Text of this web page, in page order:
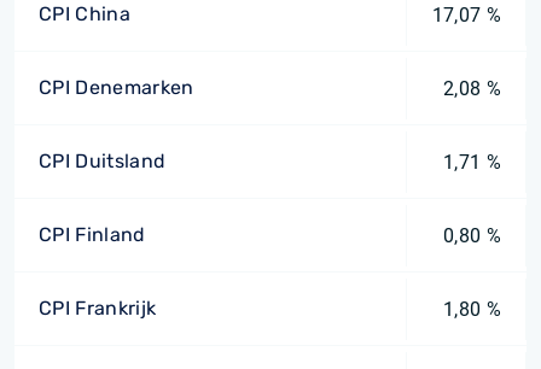
CPI China 17,07 %
CPI Denemarken 2,08 %
CPI Duitsland 1,71 %
CPI Finland 0,80 %
CPI Frankrijk 1,80 %